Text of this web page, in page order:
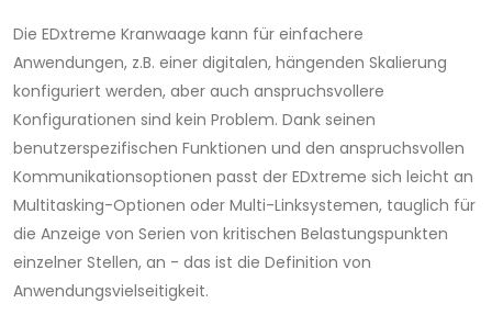
Die EDxtreme Kranwaage kann für einfachere
Anwendungen, z.B. einer digitalen, hängenden Skalierung
konfiguriert werden, aber auch anspruchsvollere
Konfigurationen sind kein Problem. Dank seinen
benutzerspezifischen Funktionen und den anspruchsvollen
Kommunikationsoptionen passt der EDxtreme sich leicht an
Multitasking-Optionen oder Multi-Linksystemen, tauglich für
die Anzeige von Serien von kritischen Belastungspunkten
einzelner Stellen, an - das ist die Definition von
Anwendungsvielseitigkeit.